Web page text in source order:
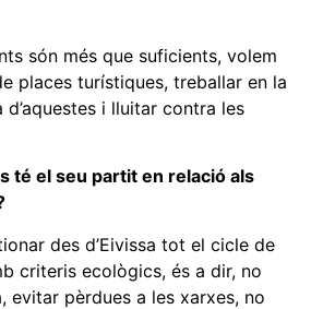
són més que suficients, volem
places turístiques, treballar en la
i lluitar contra les
té el seu partit en relació als
des d’Eivissa tot el cicle de
criteris ecològics, és a dir, no
evitar pèrdues a les xarxes, no